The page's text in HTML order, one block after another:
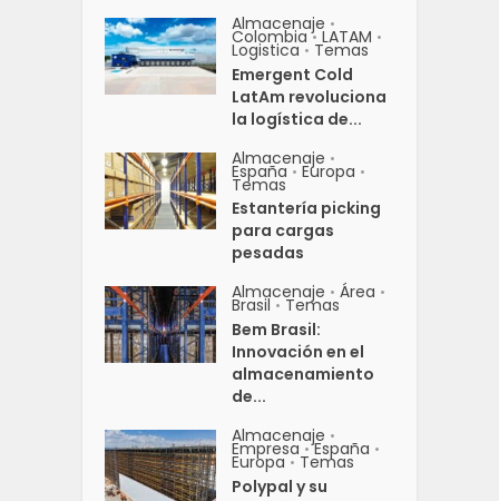
Almacenaje •
Colombia • LATAM •
Logistica • Temas
Emergent Cold
LatAm revoluciona
la logística de...
Almacenaje •
España • Europa •
Temas
Estantería picking
para cargas
pesadas
Almacenaje • Área •
Brasil • Temas
Bem Brasil:
Innovación en el
almacenamiento
de...
Almacenaje •
Empresa • España •
Europa • Temas
Polypal y su